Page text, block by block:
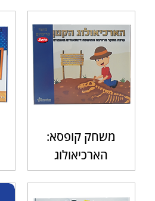
משחק קופסא:
הארכיאולוג